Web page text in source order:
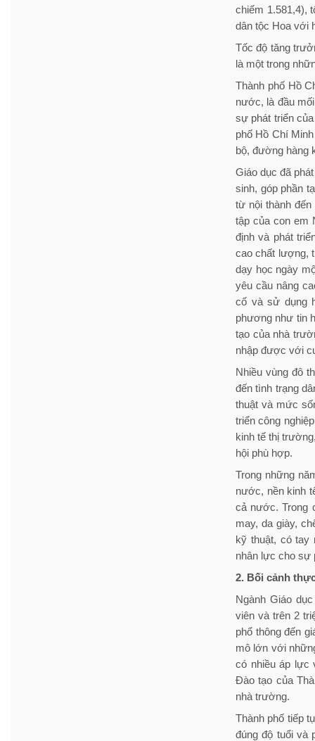
chiếm 1.581,4),
dân tộc Hoa với
Tốc độ tăng
là một trong
Thành phố Hồ
nước, là đầu
sự phát triển
phố Hồ Chí
bộ, đường hàng
Giáo dục đã
sinh, góp phần
từ nội thành
tập của con em
định và phát
cao chất lượng,
dạy học ngày
yêu cầu nâng
cố và sử dụng
phương như tin
tạo của nhà
nhập được với
Nhiều vùng đô
đến tình trạng
thuật và mức
triển công
kinh tế thị
hội phù hợp.
Trong những
nước, nền kinh
cả nước. Trong
may, da giày,
kỹ thuật, có tay
nhân lực cho sự
2. Bối cảnh
Ngành Giáo
viên và trên 2
phổ thông đến
mô lớn với
có nhiều áp lực
Đào tạo của
nhà trường.
Thành phố tiếp
đúng độ tuổi và